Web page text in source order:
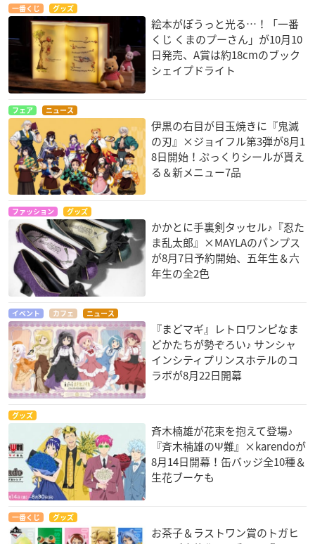
一番くじ グッズ
絵本がぽうっと光る…！「一番
くじ くまのプーさん」が10月10
日発売、A賞は約18cmのブック
シェイプドライト
フェア ニュース
伊黒の右目が目玉焼きに『鬼滅
の刃』×ジョイフル第3弾が8月1
8日開始！ぷっくりシールが貰え
る＆新メニュー7品
ファッション グッズ
かかとに手裏剣タッセル♪『忍た
ま乱太郎』×MAYLAのパンプス
が8月7日予約開始、五年生＆六
年生の全2色
イベント カフェ ニュース
『まどマギ』レトロワンピなま
どかたちが勢ぞろい♪ サンシャ
インシティプリンスホテルのコ
ラボが8月22日開幕
グッズ
斉木楠雄が花束を抱えて登場♪
『斉木楠雄のΨ難』×karendoが
8月14日開幕！缶バッジ全10種＆
生花ブーケも
一番くじ グッズ
お茶子＆ラストワン賞のトガヒ